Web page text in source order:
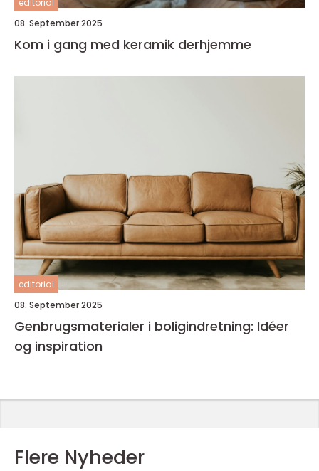
08. September 2025
Kom i gang med keramik derhjemme
editorial
08. September 2025
Genbrugsmaterialer i boligindretning: Idéer
og inspiration
Flere Nyheder